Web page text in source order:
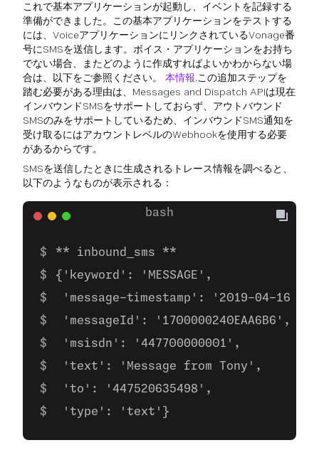
これで基本アプリケーションが起動し、イベントを記録する
準備ができました。この基本アプリケーションをテストする
には、VoiceアプリケーションにリンクされているVonage番
号にSMSを送信します。ボイス・アプリケーションをお持ち
でない場合、またどのように作成すればよいかわからない場
合は、以下をご参照ください。 本情報.この追加ステップを
踏む必要がある理由は、Messages and Dispatch APIは現在
インバウンドSMSをサポートしておらず、アウトバウンド
SMSのみをサポートしているため、インバウンドSMS通知を
受け取るにはアカウントレベルのWebhookを使用する必要
があるからです。
SMSを送信したときに生成されるトレース情報を調べると、
以下のようなものが表示される：
** inbound_sms **
{'keyword': 'MESSAGE',
'message-timestamp': '2019-04-16
'messageId': '1700000240EAA6B6',
'msisdn': '447700000001',
'text': 'Message from Tony',
'to': '447520635498',
'type': 'text'}